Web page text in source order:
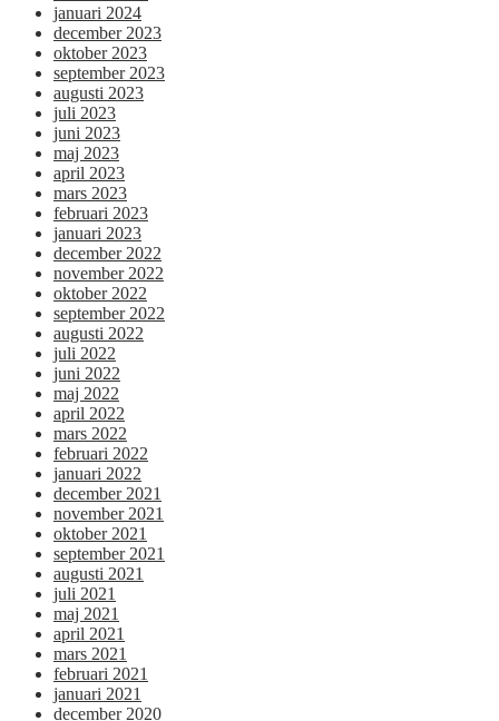
januari 2024
december 2023
oktober 2023
september 2023
augusti 2023
juli 2023
juni 2023
maj 2023
april 2023
mars 2023
februari 2023
januari 2023
december 2022
november 2022
oktober 2022
september 2022
augusti 2022
juli 2022
juni 2022
maj 2022
april 2022
mars 2022
februari 2022
januari 2022
december 2021
november 2021
oktober 2021
september 2021
augusti 2021
juli 2021
maj 2021
april 2021
mars 2021
februari 2021
januari 2021
december 2020